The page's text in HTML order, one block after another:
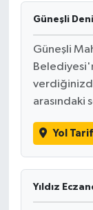
Güneşli
Güneşli
arasındaki
Yol
Yıldız